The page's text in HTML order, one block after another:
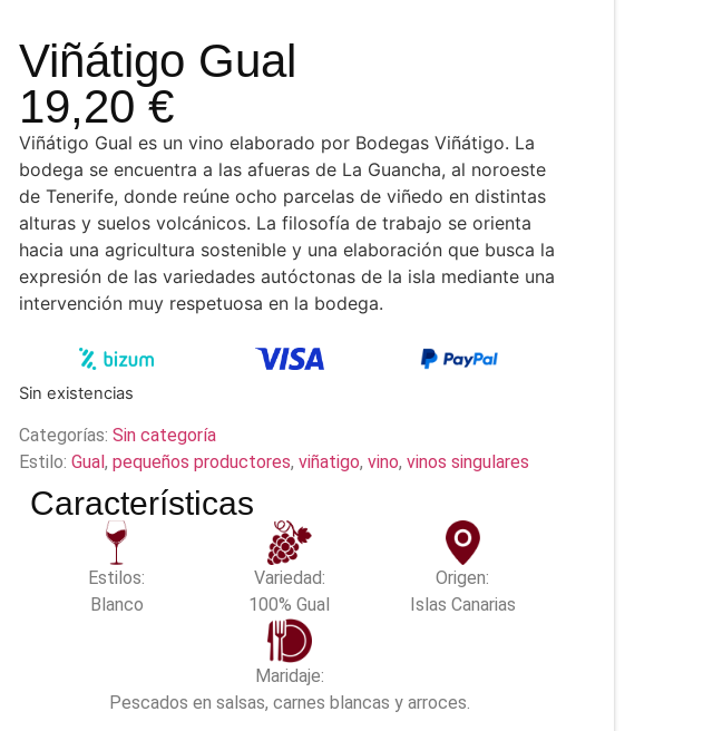
Viñátigo Gual
19,20 €
Viñátigo Gual es un vino elaborado por Bodegas Viñátigo. La
bodega se encuentra a las afueras de La Guancha, al noroeste
de Tenerife, donde reúne ocho parcelas de viñedo en distintas
alturas y suelos volcánicos. La filosofía de trabajo se orienta
hacia una agricultura sostenible y una elaboración que busca la
expresión de las variedades autóctonas de la isla mediante una
intervención muy respetuosa en la bodega.
Sin existencias
Categorías: Sin categoría
Estilo: Gual, pequeños productores, viñatigo, vino, vinos singulares
Características
Estilos:
Blanco
Variedad:
100% Gual
Origen:
Islas Canarias
Maridaje:
Pescados en salsas, carnes blancas y arroces.